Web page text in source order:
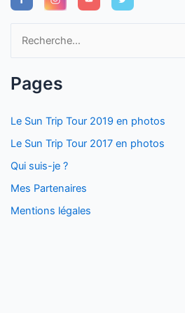
h
h
e
r
Pages
Le Sun Trip Tour 2019 en photos
Le Sun Trip Tour 2017 en photos
Qui suis-je ?
Mes Partenaires
Mentions légales